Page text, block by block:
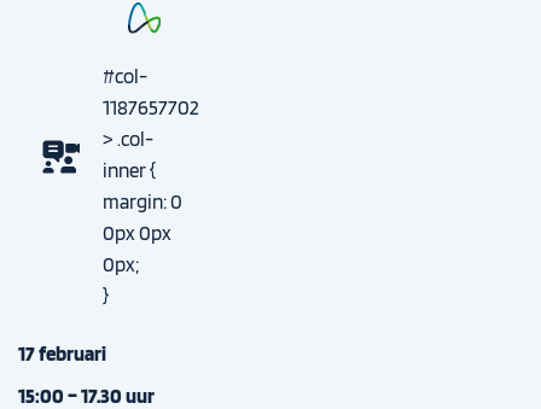
#col-
1187657702
> .col-
inner {
margin: 0
0px 0px
0px;
}
17 februari
15:00 – 17.30 uur